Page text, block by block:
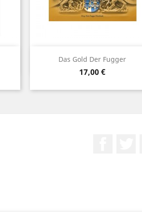
Das Gold Der Fugger
Preis
17,00 €
Vorschau